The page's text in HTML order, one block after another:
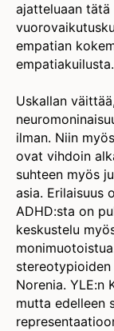
ajatteluaan tätä
empatian
empatiakuilusta.
Uskallan
ilman. Niin
ovat vihdoin
suhteen myös
asia. Erilaisuus
ADHD:sta on
keskustelu
stereotypioiden
Norenia. YLE:n
mutta edelleen